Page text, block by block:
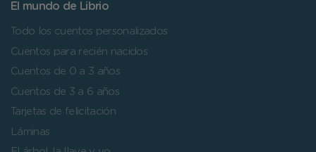
El mundo de Librio
Todo los cuentos personalizados
Cuentos para recién nacidos
Cuentos de 0 a 3 años
Cuentos de 3 a 6 años
Tarjetas de felicitación
Láminas